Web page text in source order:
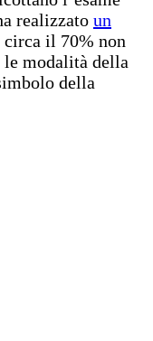
realizzato un
circa il 70% non
le modalità della
della